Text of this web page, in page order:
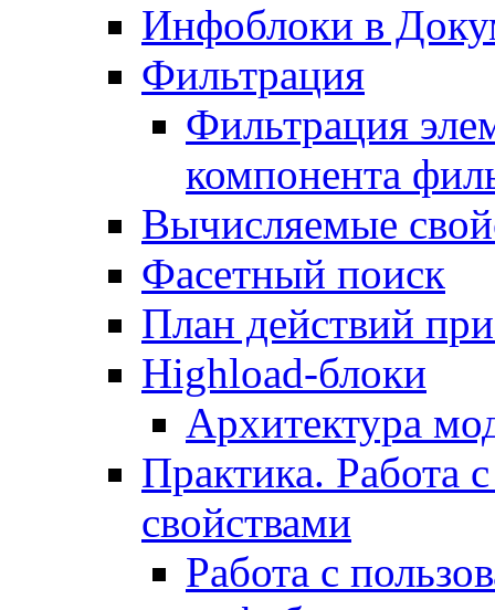
Инфоблоки в
Фильтрация
Фильтрация
компонента
Вычисляемые
Фасетный поиск
План действий
Highload-блоки
Архитектура
Практика. Работа
свойствами
Работа с